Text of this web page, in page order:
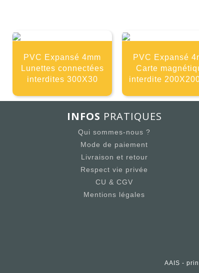
PVC Expansé 4mm
Lunettes connectées
interdites 300X30
PVC Expansé
Carte
interdite
INFOS PRATIQUES
Qui sommes-nous ?
Mode de paiement
Livraison et retour
Respect vie privée
CU & CGV
Mentions légales
AAIS -